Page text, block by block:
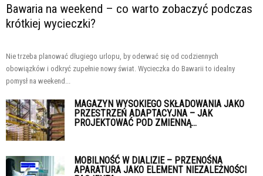
Bawaria na weekend – co warto zobaczyć podczas
krótkiej wycieczki?
Nie trzeba planować długiego urlopu, by oderwać się od codziennych
obowiązków i odkryć zupełnie nowy świat. Wycieczka do Bawarii to idealny
pomysł na weekend...
MAGAZYN WYSOKIEGO SKŁADOWANIA JAKO
PRZESTRZEŃ ADAPTACYJNA – JAK
PROJEKTOWAĆ POD ZMIENNĄ...
MOBILNOŚĆ W DIALIZIE – PRZENOŚNA
APARATURA JAKO ELEMENT NIEZALEŻNOŚCI